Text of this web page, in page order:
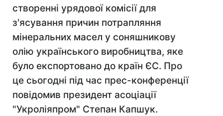
створенні урядової комісії для
з'ясування причин потрапляння
мінеральних масел у соняшникову
олію українського виробництва, яке
було експортовано до країн ЄС. Про
це сьогодні під час прес-конференції
повідомив президент асоціації
"Укроліяпром" Степан Капшук.